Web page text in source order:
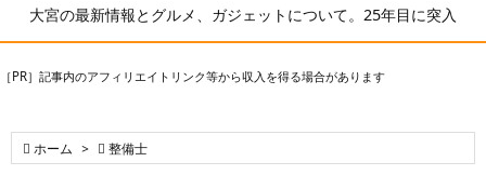
大宮の最新情報とグルメ、ガジェットについて。25年目に突入検索
［PR］記事内のアフィリエイトリンク等から収入を得る場合があります
 ホーム >  整備士